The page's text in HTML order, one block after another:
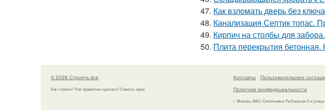
47. Как взломать дверь без
48. Канализация Септик топас.
49. Кирпич на столбы для
50. Плита перекрытия
© 2026 Строить все
Как строить? Как правильно сделать? Советы, идеи.
Контакты
Пользовательское
Политика конфидециальности
г. Москва, ВАО, Сокольники, Рыбинская 3-я улица